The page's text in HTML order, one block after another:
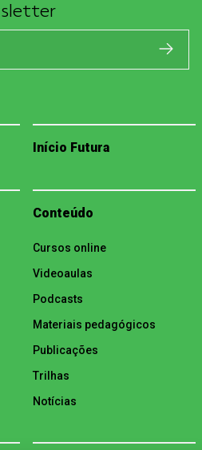
Início Futura
Conteúdo
Cursos online
Videoaulas
Podcasts
Materiais pedagógicos
Publicações
Trilhas
Notícias